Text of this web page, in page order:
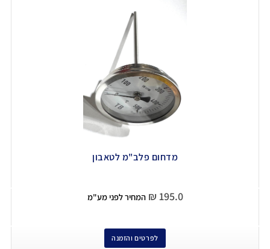
מדחום פלב"מ לטאבון
₪ 195.0 המחיר לפני מע"מ
לפרטים והזמנה